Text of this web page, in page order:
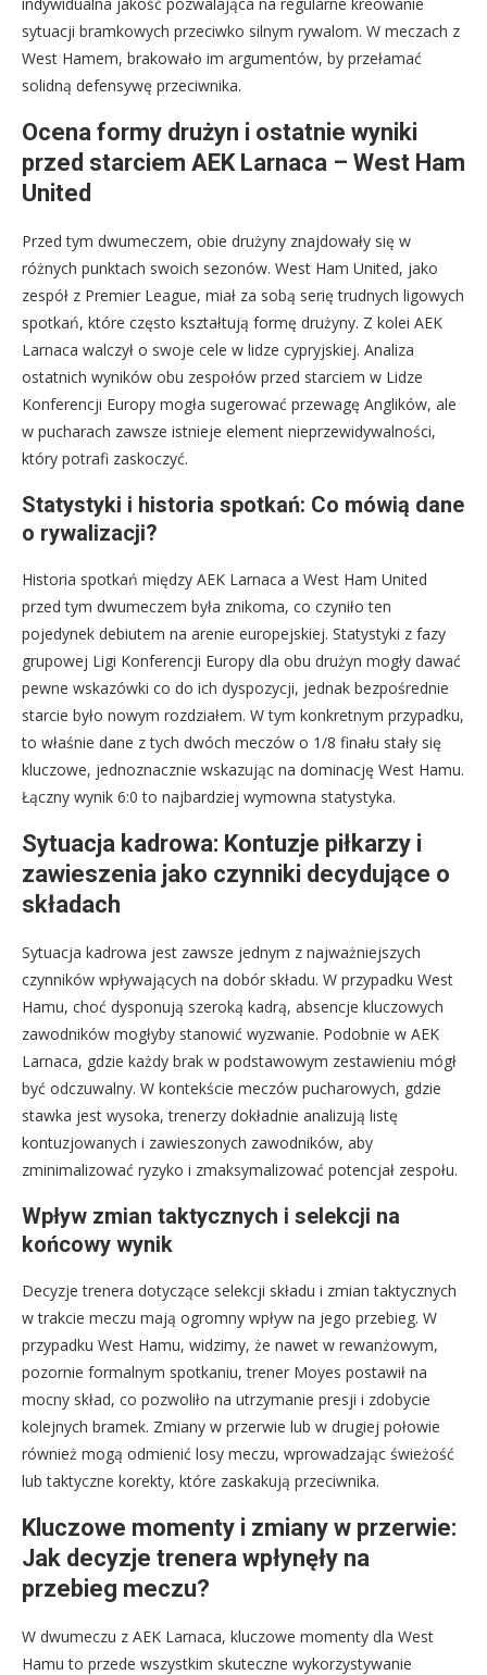
sytuacji bramkowych przeciwko silnym rywalom. W meczach z
West Hamem, brakowało im argumentów, by przełamać
solidną defensywę przeciwnika.
Ocena formy drużyn i ostatnie wyniki
przed starciem AEK Larnaca – West Ham
United
Przed tym dwumeczem, obie drużyny znajdowały się w
różnych punktach swoich sezonów. West Ham United, jako
zespół z Premier League, miał za sobą serię trudnych ligowych
spotkań, które często kształtują formę drużyny. Z kolei AEK
Larnaca walczył o swoje cele w lidze cypryjskiej. Analiza
ostatnich wyników obu zespołów przed starciem w Lidze
Konferencji Europy mogła sugerować przewagę Anglików, ale
w pucharach zawsze istnieje element nieprzewidywalności,
który potrafi zaskoczyć.
Statystyki i historia spotkań: Co mówią dane
o rywalizacji?
Historia spotkań między AEK Larnaca a West Ham United
przed tym dwumeczem była znikoma, co czyniło ten
pojedynek debiutem na arenie europejskiej. Statystyki z fazy
grupowej Ligi Konferencji Europy dla obu drużyn mogły dawać
pewne wskazówki co do ich dyspozycji, jednak bezpośrednie
starcie było nowym rozdziałem. W tym konkretnym przypadku,
to właśnie dane z tych dwóch meczów o 1/8 finału stały się
kluczowe, jednoznacznie wskazując na dominację West Hamu.
Łączny wynik 6:0 to najbardziej wymowna statystyka.
Sytuacja kadrowa: Kontuzje piłkarzy i
zawieszenia jako czynniki decydujące o
składach
Sytuacja kadrowa jest zawsze jednym z najważniejszych
czynników wpływających na dobór składu. W przypadku West
Hamu, choć dysponują szeroką kadrą, absencje kluczowych
zawodników mogłyby stanowić wyzwanie. Podobnie w AEK
Larnaca, gdzie każdy brak w podstawowym zestawieniu mógł
być odczuwalny. W kontekście meczów pucharowych, gdzie
stawka jest wysoka, trenerzy dokładnie analizują listę
kontuzjowanych i zawieszonych zawodników, aby
zminimalizować ryzyko i zmaksymalizować potencjał zespołu.
Wpływ zmian taktycznych i selekcji na
końcowy wynik
Decyzje trenera dotyczące selekcji składu i zmian taktycznych
w trakcie meczu mają ogromny wpływ na jego przebieg. W
przypadku West Hamu, widzimy, że nawet w rewanżowym,
pozornie formalnym spotkaniu, trener Moyes postawił na
mocny skład, co pozwoliło na utrzymanie presji i zdobycie
kolejnych bramek. Zmiany w przerwie lub w drugiej połowie
również mogą odmienić losy meczu, wprowadzając świeżość
lub taktyczne korekty, które zaskakują przeciwnika.
Kluczowe momenty i zmiany w przerwie:
Jak decyzje trenera wpłynęły na
przebieg meczu?
W dwumeczu z AEK Larnaca, kluczowe momenty dla West
Hamu to przede wszystkim skuteczne wykorzystywanie